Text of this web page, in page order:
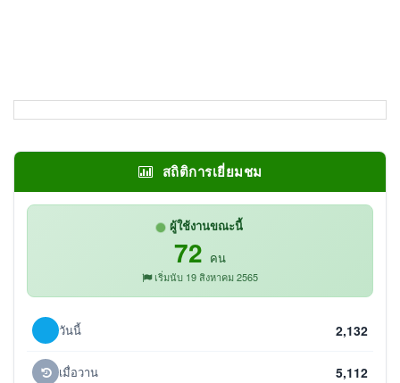
สถิติการเยี่ยมชม
ผู้ใช้งานขณะนี้
72 คน
เริ่มนับ 19 สิงหาคม 2565
วันนี้ 2,132
เมื่อวาน 5,112